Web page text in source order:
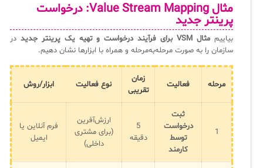
مثال Value Stream Mapping: درخواست
پرینتر جدید
بیاییم مثال VSM برای فرآیند درخواست و تهیه یک پرینتر جدید
در
سازمان را به صورت مرحله‌به‌مرحله و همراه با ابزارها نشان دهیم.
مرحله فعالیت
زمان
تقریبی
نوع فعالیت ابزار/روش
1
ثبت
درخواست
توسط
کارمند
5
دقیقه
ارزش‌آفرین
(برای مشتری
داخلی)
فرم آنلاین یا
ایمیل